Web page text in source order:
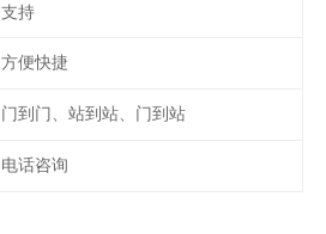
支持
方便快捷
门到门、站到站、门到站
电话咨询